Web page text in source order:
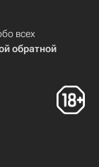
всех
обратной